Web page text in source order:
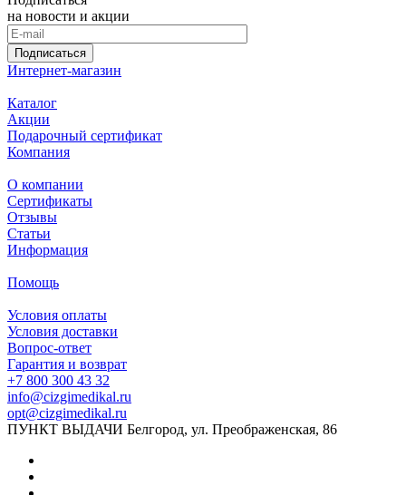
на новости и акции
Подписаться
Интернет-магазин
Каталог
Акции
Подарочный сертификат
Компания
О компании
Сертификаты
Отзывы
Статьи
Информация
Помощь
Условия оплаты
Условия доставки
Вопрос-ответ
Гарантия и возврат
+7 800 300 43 32
info@cizgimedikal.ru
opt@cizgimedikal.ru
ПУНКТ ВЫДАЧИ Белгород, ул. Преображенская, 86